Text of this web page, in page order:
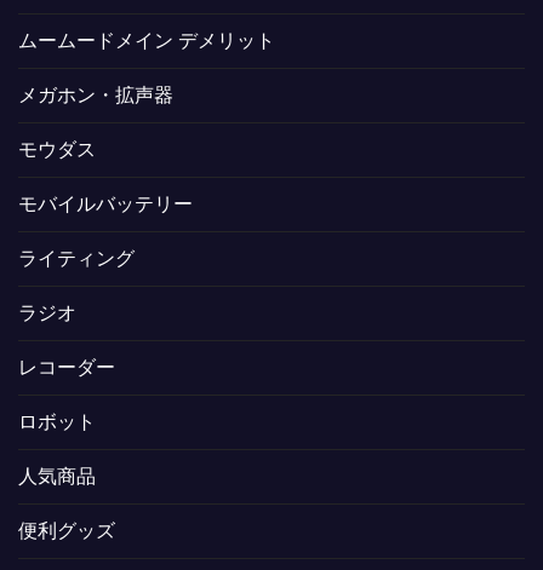
ムームードメイン デメリット
メガホン・拡声器
モウダス
モバイルバッテリー
ライティング
ラジオ
レコーダー
ロボット
人気商品
便利グッズ